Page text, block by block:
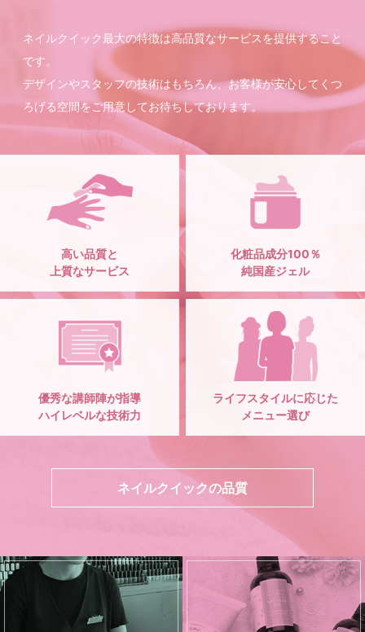
ネイルクイック最大の特徴は高品質なサービスを提供すること
です。
デザインやスタッフの技術はもちろん、お客様が安心してくつ
ろげる空間をご用意してお待ちしております。
高い品質と
上質なサービス
化粧品成分100％
純国産ジェル
優秀な講師陣が指導
ハイレベルな技術力
ライフスタイルに応じた
メニュー選び
ネイルクイックの品質